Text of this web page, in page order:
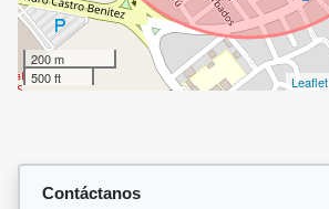
200 m
500 ft
Leaflet
Contáctanos